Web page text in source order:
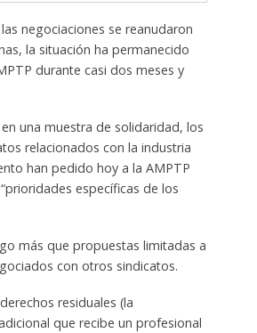
negociaciones se reanudaron
la situación ha permanecido
durante casi dos meses y
una muestra de solidaridad, los
relacionados con la industria
han pedido hoy a la AMPTP
específicas de los
más que propuestas limitadas a
con otros sindicatos.
residuales (la
que recibe un profesional